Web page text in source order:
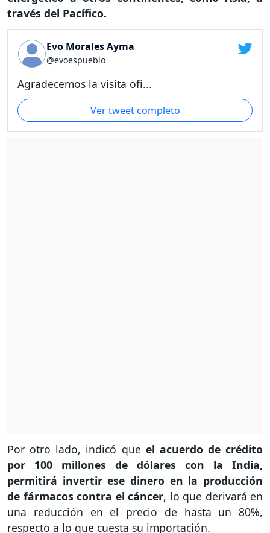
través del Pacífico.
Evo Morales Ayma
@evoespueblo
Agradecemos la visita ofi...
Ver tweet completo
Por otro lado, indicó que el acuerdo de crédito
por 100 millones de dólares con la India,
permitirá invertir ese dinero en la producción
de fármacos contra el cáncer, lo que derivará en
una reducción en el precio de hasta un 80%,
respecto a lo que cuesta su importación.